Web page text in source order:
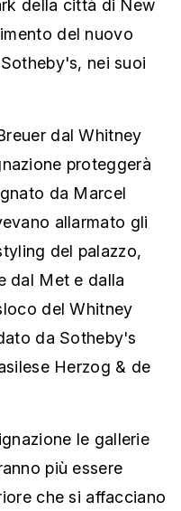
della città di New
del nuovo
nei suoi
dal Whitney
proteggerà
da Marcel
allarmato gli
del palazzo,
dal Met e dalla
del Whitney
da Sotheby's
Herzog & de
le gallerie
più essere
che si affacciano